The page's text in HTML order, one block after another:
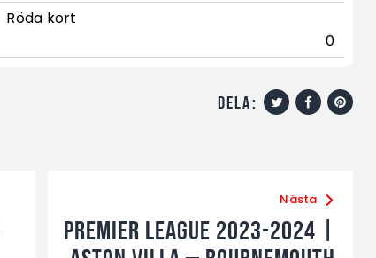
Röda kort
0
dela:
Nästa
Premier League 2023-2024 |